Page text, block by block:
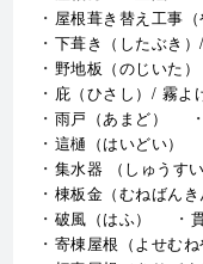
屋根葺き替え工事（
下葺き（したぶき
野地板（のじいた）
庇（ひさし）/ 霧よ
雨戸（あまど）
這樋（はいどい）
集水器 （しゅうす
棟板金（むねばんき
破風（はふ）
寄棟屋根（よせむね